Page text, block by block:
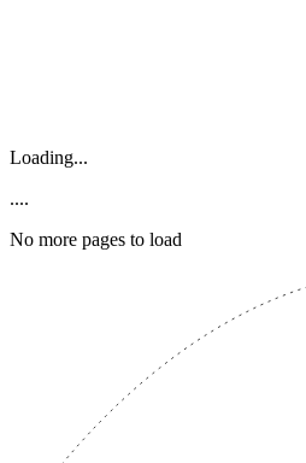
Loading...
....
No more pages to load